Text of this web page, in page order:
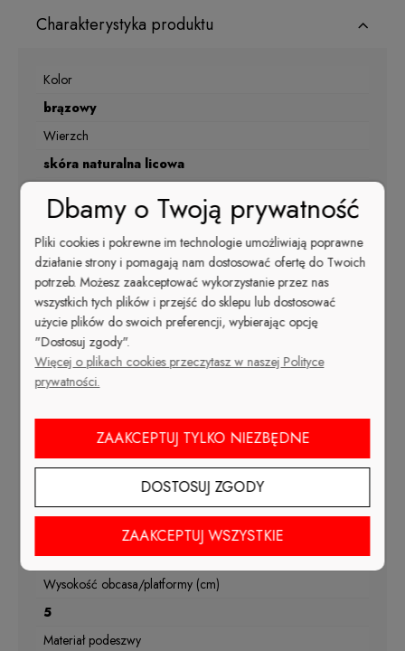
Charakterystyka produktu
Kolor
brązowy
Wierzch
skóra naturalna licowa
skóra naturalna
Nosek
szpic
Kolor
brązowy
Rodzaj obcasa
słupek
Sezon
wiosna, lato, jesień
Materiał wkładki
G1/2
Wysokość obcasa/platformy (cm)
5
Materiał podeszwy
Dbamy o Twoją prywatność
Pliki cookies i pokrewne im technologie umożliwiają poprawne
działanie strony i pomagają nam dostosować ofertę do Twoich
potrzeb. Możesz zaakceptować wykorzystanie przez nas
wszystkich tych plików i przejść do sklepu lub dostosować
użycie plików do swoich preferencji, wybierając opcję
"Dostosuj zgody".
Więcej o plikach cookies przeczytasz w naszej Polityce
prywatności.
ZAAKCEPTUJ TYLKO NIEZBĘDNE
DOSTOSUJ ZGODY
ZAAKCEPTUJ WSZYSTKIE